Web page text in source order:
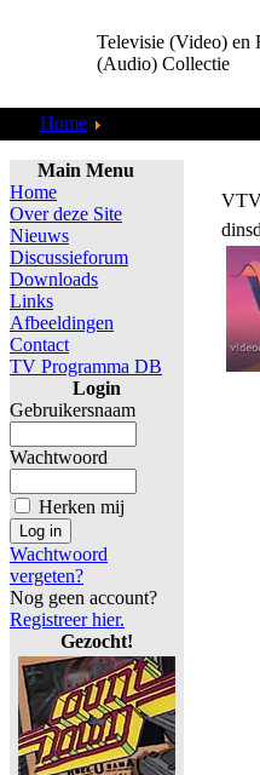
Televisie (Video) en
(Audio) Collectie
Home
Main Menu
Home
Over deze Site
Nieuws
Discussieforum
Downloads
Links
Afbeeldingen
Contact
TV Programma DB
Login
Gebruikersnaam
Wachtwoord
Herken mij
Wachtwoord
vergeten?
Nog geen account?
Registreer hier.
Gezocht!